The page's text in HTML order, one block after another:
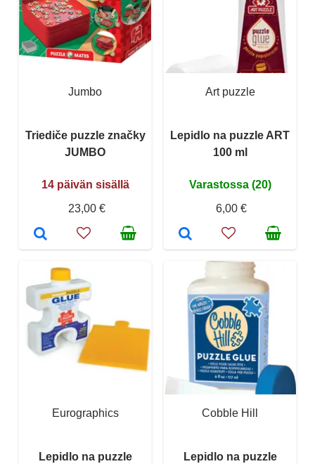
Jumbo
Triediče puzzle značky
JUMBO
14 päivän sisällä
23,00 €
Art puzzle
Lepidlo na puzzle ART
100 ml
Varastossa (20)
6,00 €
Eurographics
Lepidlo na puzzle
Cobble Hill
Lepidlo na puzzle